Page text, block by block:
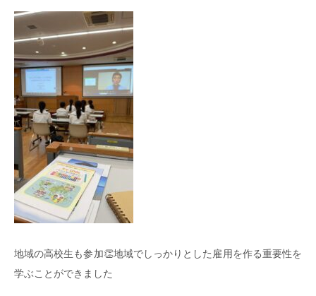
地域の高校生も参加👏地域でしっかりとした雇用を作る重要性を
学ぶことができました